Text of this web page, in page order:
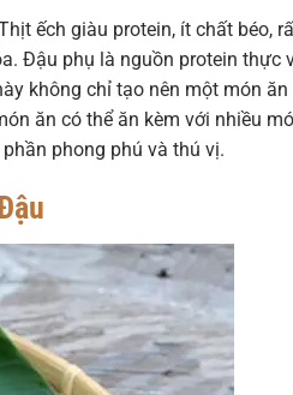
ếch giàu protein, ít chất béo,
Đậu phụ là nguồn protein thực
không chỉ tạo nên một món ăn
ăn có thể ăn kèm với nhiều
phong phú và thú vị.